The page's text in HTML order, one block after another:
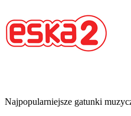
Najpopularniejsze gatunki